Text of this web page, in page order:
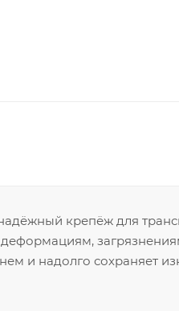
крепёж для
деформациям,
и надолго сохраняет